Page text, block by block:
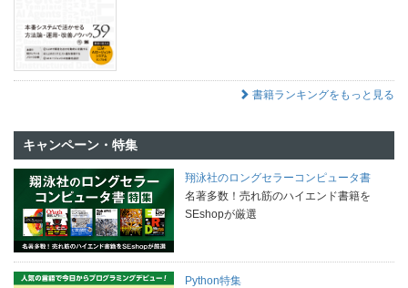
書籍ランキングをもっと見る
キャンペーン・特集
翔泳社のロングセラーコンピュータ書
名著多数！売れ筋のハイエンド書籍を
SEshopが厳選
Python特集